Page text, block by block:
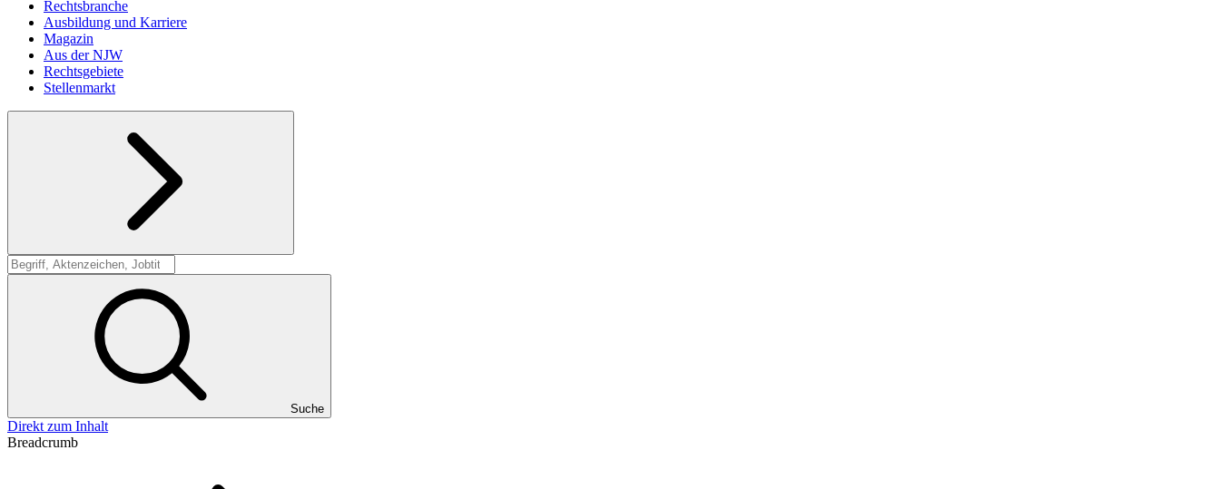
Rechtsbranche
Ausbildung und Karriere
Magazin
Aus der NJW
Rechtsgebiete
Stellenmarkt
Suche
Suche
Direkt zum Inhalt
Breadcrumb